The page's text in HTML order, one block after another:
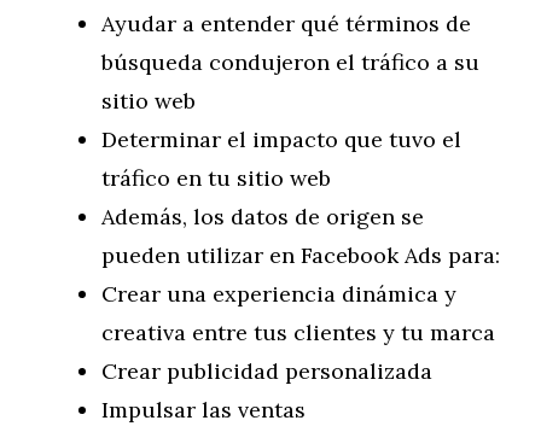
Ayudar a entender qué términos de
búsqueda condujeron el tráfico a su
sitio web
Determinar el impacto que tuvo el
tráfico en tu sitio web
Además, los datos de origen se
pueden utilizar en Facebook Ads para:
Crear una experiencia dinámica y
creativa entre tus clientes y tu marca
Crear publicidad personalizada
Impulsar las ventas